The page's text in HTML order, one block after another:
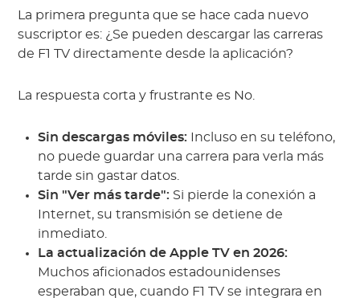
La primera pregunta que se hace cada nuevo
suscriptor es: ¿Se pueden descargar las carreras
de F1 TV directamente desde la aplicación?
La respuesta corta y frustrante es No.
Sin descargas móviles: Incluso en su teléfono,
no puede guardar una carrera para verla más
tarde sin gastar datos.
Sin "Ver más tarde": Si pierde la conexión a
Internet, su transmisión se detiene de
inmediato.
La actualización de Apple TV en 2026:
Muchos aficionados estadounidenses
esperaban que, cuando F1 TV se integrara en